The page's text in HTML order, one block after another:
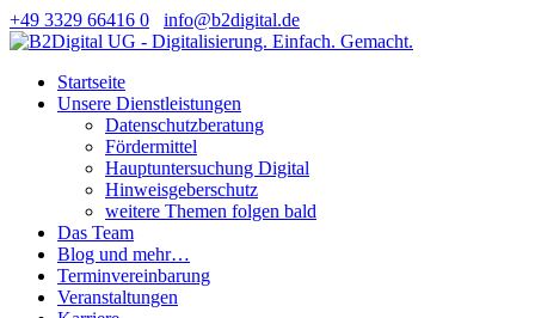
+49 3329 66416 0 info@b2digital.de
Startseite
Unsere Dienstleistungen
Datenschutzberatung
Fördermittel
Hauptuntersuchung Digital
Hinweisgeberschutz
weitere Themen folgen bald
Das Team
Blog und mehr…
Terminvereinbarung
Veranstaltungen